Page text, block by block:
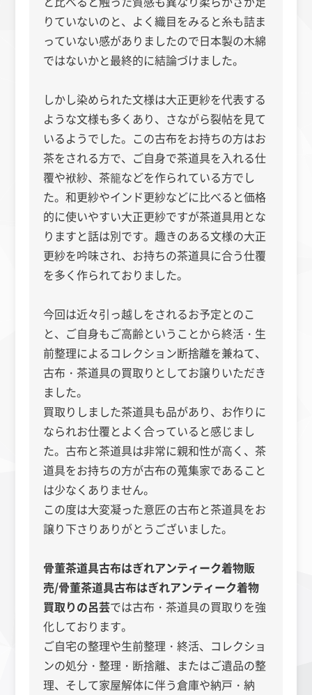
りていないのと、よく織目をみると糸も詰ま
っていない感がありましたので日本製の木綿
ではないかと最終的に結論づけました。
しかし染められた文様は大正更紗を代表する
ような文様も多くあり、さながら裂帖を見て
いるようでした。この古布をお持ちの方はお
茶をされる方で、ご自身で茶道具を入れる仕
覆や袱紗、茶籠などを作られている方でし
た。和更紗やインド更紗などに比べると価格
的に使いやすい大正更紗ですが茶道具用とな
りますと話は別です。趣きのある文様の大正
更紗を吟味され、お持ちの茶道具に合う仕覆
を多く作られておりました。
今回は近々引っ越しをされるお予定とのこ
と、ご自身もご高齢ということから終活・生
前整理によるコレクション断捨離を兼ねて、
古布・茶道具の買取りとしてお譲りいただき
ました。
買取りしました茶道具も品があり、お作りに
なられお仕覆とよく合っていると感じまし
た。古布と茶道具は非常に親和性が高く、茶
道具をお持ちの方が古布の蒐集家であること
は少なくありません。
この度は大変凝った意匠の古布と茶道具をお
譲り下さりありがとうございました。
骨董茶道具古布はぎれアンティーク着物販
売/骨董茶道具古布はぎれアンティーク着物
買取りの呂芸では古布・茶道具の買取りを強
化しております。
ご自宅の整理や生前整理・終活、コレクショ
ンの処分・整理・断捨離、またはご遺品の整
理、そして家屋解体に伴う倉庫や納戸・納